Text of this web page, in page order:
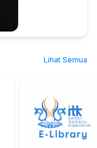
Lihat Semua